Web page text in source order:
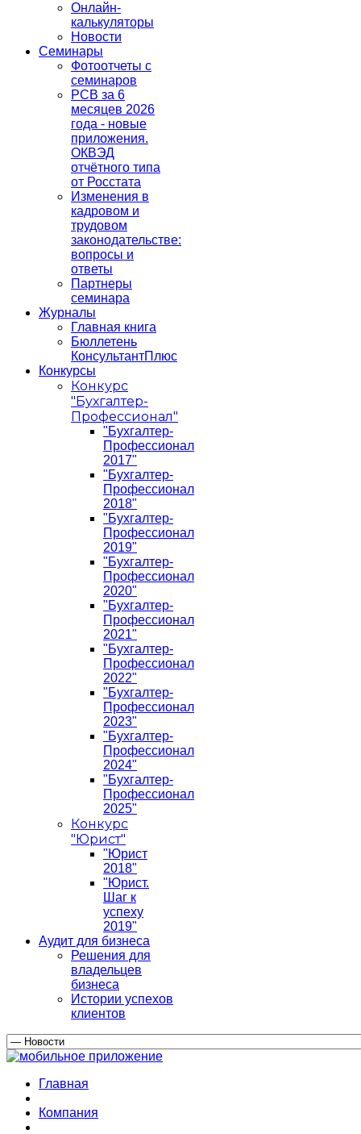
Онлайн-
калькуляторы
Новости
Семинары
Фотоотчеты с
семинаров
РСВ за 6
месяцев 2026
года - новые
приложения.
ОКВЭД
отчётного типа
от Росстата
Изменения в
кадровом и
трудовом
законодательстве:
вопросы и
ответы
Партнеры
семинара
Журналы
Главная книга
Бюллетень
КонсультантПлюс
Конкурсы
Конкурс
"Бухгалтер-
Профессионал"
"Бухгалтер-
Профессионал
2017"
"Бухгалтер-
Профессионал
2018"
"Бухгалтер-
Профессионал
2019"
"Бухгалтер-
Профессионал
2020"
"Бухгалтер-
Профессионал
2021"
"Бухгалтер-
Профессионал
2022"
"Бухгалтер-
Профессионал
2023"
"Бухгалтер-
Профессионал
2024"
"Бухгалтер-
Профессионал
2025"
Конкурс
"Юрист"
"Юрист
2018"
"Юрист.
Шаг к
успеху
2019"
Аудит для бизнеса
Решения для
владельцев
бизнеса
Истории успехов
клиентов
Главная
Компания